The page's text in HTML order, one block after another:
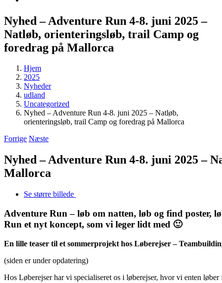
Nyhed – Adventure Run 4-8. juni 2025 –
Natløb, orienteringsløb, trail Camp og
foredrag på Mallorca
Hjem
2025
Nyheder
udland
Uncategorized
Nyhed – Adventure Run 4-8. juni 2025 – Natløb,
orienteringsløb, trail Camp og foredrag på Mallorca
Forrige Næste
Nyhed – Adventure Run 4-8. juni 2025 –
Mallorca
Se større billede
Adventure Run – løb om natten, løb og find poster,
Run et nyt koncept, som vi leger lidt med 🙂
En lille teaser til et sommerprojekt hos Løberejser –
(siden er under opdatering)
Hos Løberejser har vi specialiseret os i løberejser, hvor vi enten